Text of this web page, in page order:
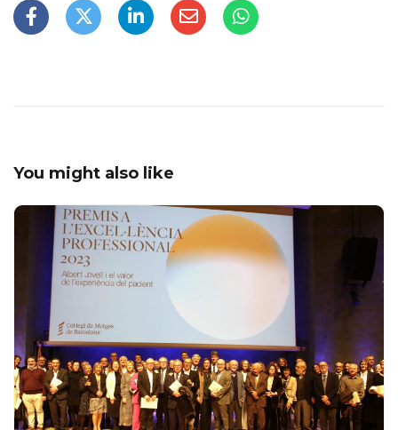
You might also like